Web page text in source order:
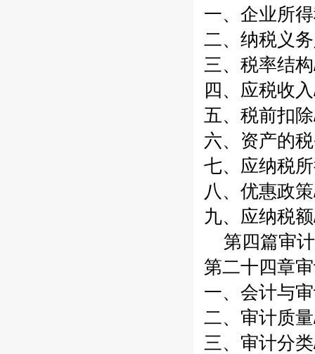
一、企业所
二、纳税义
三、税率结
四、应税收
五、税前扣
六、资产的
七、应纳税
八、优惠政
九、应纳税
第四篇审计
第二十四章
一、会计与
二、审计质
三、审计分